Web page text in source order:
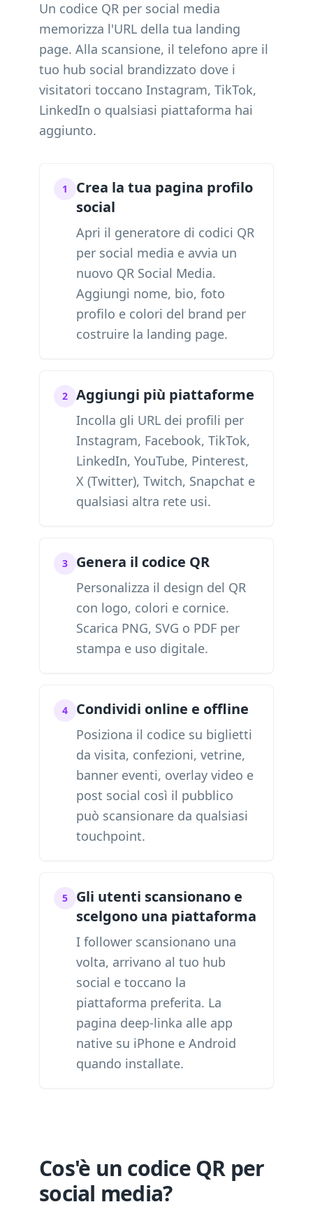
Un codice QR per social media
memorizza l'URL della tua landing
page. Alla scansione, il telefono apre il
tuo hub social brandizzato dove i
visitatori toccano Instagram, TikTok,
LinkedIn o qualsiasi piattaforma hai
aggiunto.
1
Crea la tua pagina profilo
social
Apri il generatore di codici QR
per social media e avvia un
nuovo QR Social Media.
Aggiungi nome, bio, foto
profilo e colori del brand per
costruire la landing page.
2 Aggiungi più piattaforme
Incolla gli URL dei profili per
Instagram, Facebook, TikTok,
LinkedIn, YouTube, Pinterest,
X (Twitter), Twitch, Snapchat e
qualsiasi altra rete usi.
3 Genera il codice QR
Personalizza il design del QR
con logo, colori e cornice.
Scarica PNG, SVG o PDF per
stampa e uso digitale.
4 Condividi online e offline
Posiziona il codice su biglietti
da visita, confezioni, vetrine,
banner eventi, overlay video e
post social così il pubblico
può scansionare da qualsiasi
touchpoint.
5
Gli utenti scansionano e
scelgono una piattaforma
I follower scansionano una
volta, arrivano al tuo hub
social e toccano la
piattaforma preferita. La
pagina deep-linka alle app
native su iPhone e Android
quando installate.
Cos'è un codice QR per
social media?